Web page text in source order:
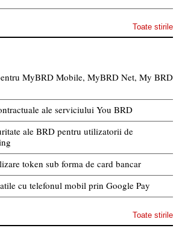
Toate stirile
MyBRD Mobile, MyBRD Net, My BRD
ale serviciului You BRD
ale BRD pentru utilizatorii de
token sub forma de card bancar
cu telefonul mobil prin Google Pay
Toate stirile